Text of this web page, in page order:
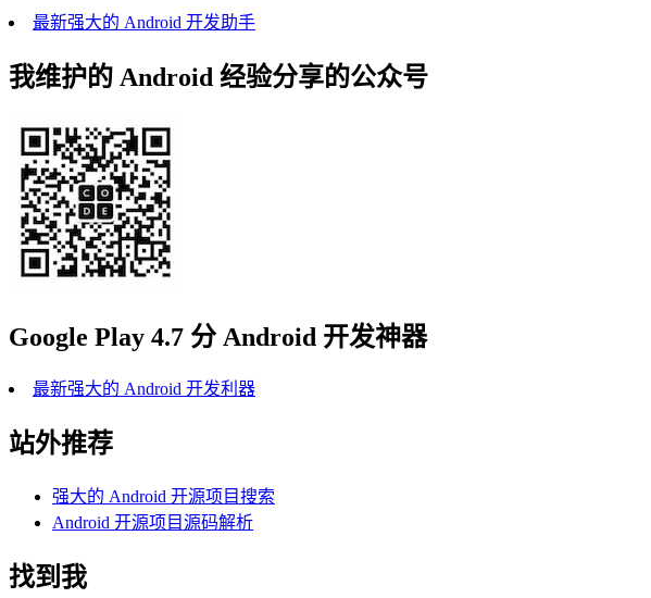
最新强大的 Android 开发助手
我维护的 Android 经验分享的公众号
Google Play 4.7 分 Android 开发神器
最新强大的 Android 开发利器
站外推荐
强大的 Android 开源项目搜索
Android 开源项目源码解析
找到我